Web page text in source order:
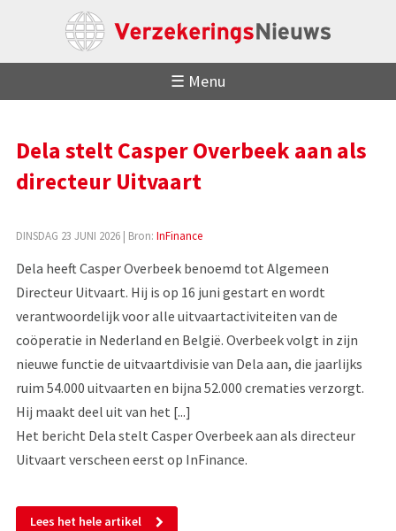
☰ Menu
Dela stelt Casper Overbeek aan als
directeur Uitvaart
DINSDAG 23 JUNI 2026| Bron: InFinance
Dela heeft Casper Overbeek benoemd tot Algemeen
Directeur Uitvaart. Hij is op 16 juni gestart en wordt
verantwoordelijk voor alle uitvaartactiviteiten van de
coöperatie in Nederland en België. Overbeek volgt in zijn
nieuwe functie de uitvaartdivisie van Dela aan, die jaarlijks
ruim 54.000 uitvaarten en bijna 52.000 crematies verzorgt.
Hij maakt deel uit van het [...]
Het bericht Dela stelt Casper Overbeek aan als directeur
Uitvaart verscheen eerst op InFinance.
Lees het hele artikel